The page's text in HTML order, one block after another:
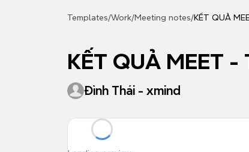
Templates/Work/Meeting notes/KẾT QUẢ
KẾT QUẢ MEET
Đình Thái - xmind